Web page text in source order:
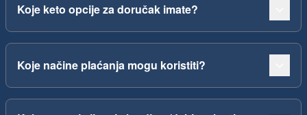
Koje keto opcije za doručak imate?
Koje načine plaćanja mogu koristiti?